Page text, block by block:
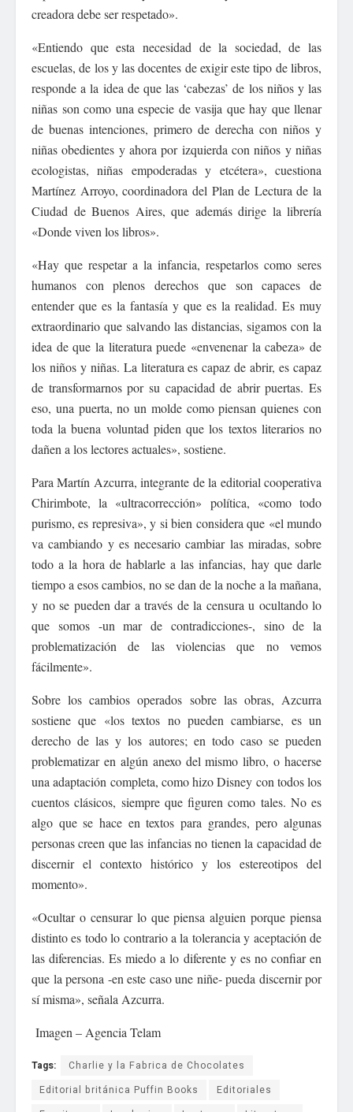
creadora debe ser respetado».
«Entiendo que esta necesidad de la sociedad, de las
escuelas, de los y las docentes de exigir este tipo de libros,
responde a la idea de que las ‘cabezas’ de los niños y las
niñas son como una especie de vasija que hay que llenar
de buenas intenciones, primero de derecha con niños y
niñas obedientes y ahora por izquierda con niños y niñas
ecologistas, niñas empoderadas y etcétera», cuestiona
Martínez Arroyo, coordinadora del Plan de Lectura de la
Ciudad de Buenos Aires, que además dirige la librería
«Donde viven los libros».
«Hay que respetar a la infancia, respetarlos como seres
humanos con plenos derechos que son capaces de
entender que es la fantasía y que es la realidad. Es muy
extraordinario que salvando las distancias, sigamos con la
idea de que la literatura puede «envenenar la cabeza» de
los niños y niñas. La literatura es capaz de abrir, es capaz
de transformarnos por su capacidad de abrir puertas. Es
eso, una puerta, no un molde como piensan quienes con
toda la buena voluntad piden que los textos literarios no
dañen a los lectores actuales», sostiene.
Para Martín Azcurra, integrante de la editorial cooperativa
Chirimbote, la «ultracorrección» política, «como todo
purismo, es represiva», y si bien considera que «el mundo
va cambiando y es necesario cambiar las miradas, sobre
todo a la hora de hablarle a las infancias, hay que darle
tiempo a esos cambios, no se dan de la noche a la mañana,
y no se pueden dar a través de la censura u ocultando lo
que somos -un mar de contradicciones-, sino de la
problematización de las violencias que no vemos
fácilmente».
Sobre los cambios operados sobre las obras, Azcurra
sostiene que «los textos no pueden cambiarse, es un
derecho de las y los autores; en todo caso se pueden
problematizar en algún anexo del mismo libro, o hacerse
una adaptación completa, como hizo Disney con todos los
cuentos clásicos, siempre que figuren como tales. No es
algo que se hace en textos para grandes, pero algunas
personas creen que las infancias no tienen la capacidad de
discernir el contexto histórico y los estereotipos del
momento».
«Ocultar o censurar lo que piensa alguien porque piensa
distinto es todo lo contrario a la tolerancia y aceptación de
las diferencias. Es miedo a lo diferente y es no confiar en
que la persona -en este caso une niñe- pueda discernir por
sí misma», señala Azcurra.
Imagen – Agencia Telam
Tags:
Charlie y la Fabrica de Chocolates
Editorial británica Puffin Books
Editoriales